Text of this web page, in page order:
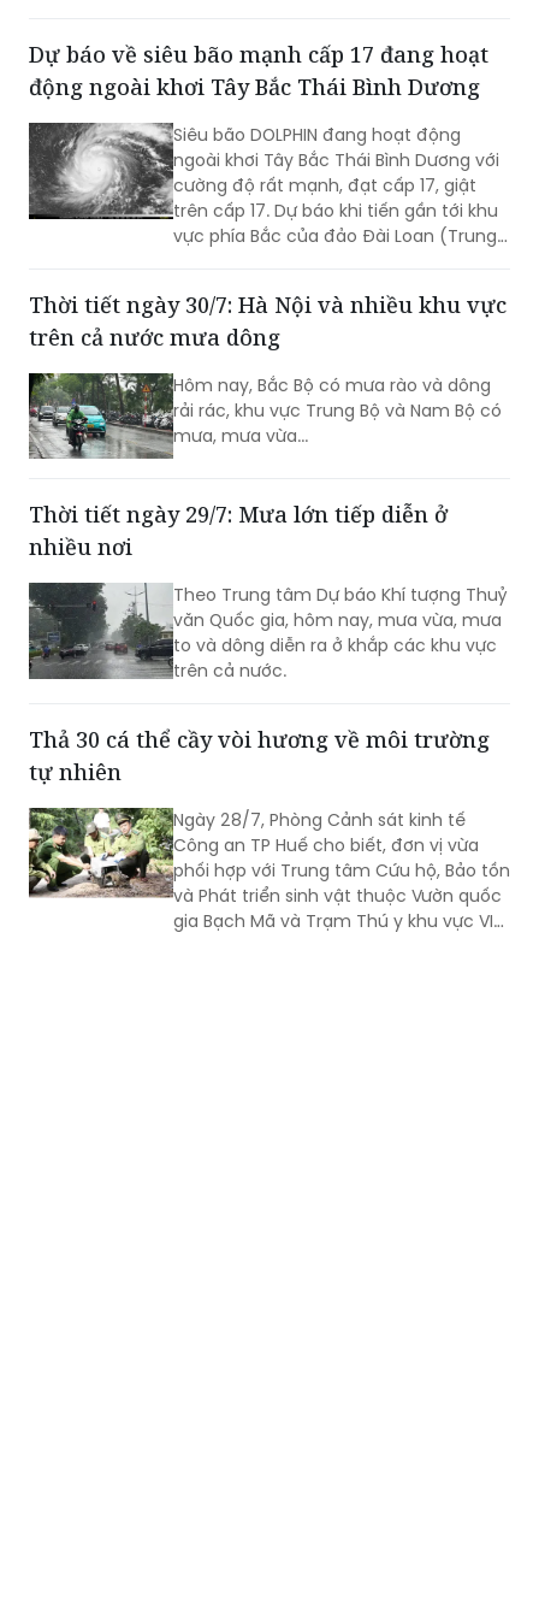
cao từ 2-4m, biển động rất mạnh.
Dự báo về siêu bão mạnh cấp 17 đang hoạt
động ngoài khơi Tây Bắc Thái Bình Dương
Siêu bão DOLPHIN đang hoạt động
ngoài khơi Tây Bắc Thái Bình Dương với
cường độ rất mạnh, đạt cấp 17, giật
trên cấp 17. Dự báo khi tiến gần tới khu
vực phía Bắc của đảo Đài Loan (Trung
Biển Đông gia tăng cường độ...
Thời tiết ngày 30/7: Hà Nội và nhiều khu vực
trên cả nước mưa dông
Hôm nay, Bắc Bộ có mưa rào và dông
rải rác, khu vực Trung Bộ và Nam Bộ có
mưa, mưa vừa...
Thời tiết ngày 29/7: Mưa lớn tiếp diễn ở
nhiều nơi
Theo Trung tâm Dự báo Khí tượng Thuỷ
văn Quốc gia, hôm nay, mưa vừa, mưa
to và dông diễn ra ở khắp các khu vực
trên cả nước.
Thả 30 cá thể cầy vòi hương về môi trường
tự nhiên
Ngày 28/7, Phòng Cảnh sát kinh tế
Công an TP Huế cho biết, đơn vị vừa
phối hợp với Trung tâm Cứu hộ, Bảo tồn
và Phát triển sinh vật thuộc Vườn quốc
gia Bạch Mã và Trạm Thú y khu vực VI